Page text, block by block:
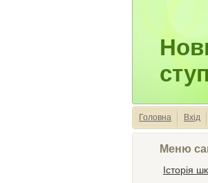
Головна Вхід
Меню
Історія